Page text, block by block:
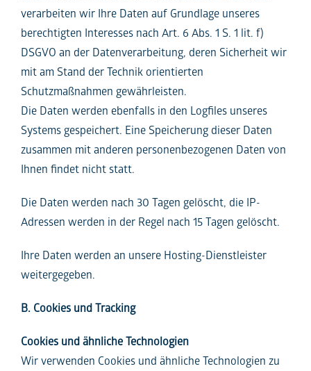
verarbeiten wir Ihre Daten auf Grundlage unseres
berechtigten Interesses nach Art. 6 Abs. 1 S. 1 lit. f)
DSGVO an der Datenverarbeitung, deren Sicherheit wir
mit am Stand der Technik orientierten
Schutzmaßnahmen gewährleisten.
Die Daten werden ebenfalls in den Logfiles unseres
Systems gespeichert. Eine Speicherung dieser Daten
zusammen mit anderen personenbezogenen Daten von
Ihnen findet nicht statt.
Die Daten werden nach 30 Tagen gelöscht, die IP-
Adressen werden in der Regel nach 15 Tagen gelöscht.
Ihre Daten werden an unsere Hosting-Dienstleister
weitergegeben.
B. Cookies und Tracking
Cookies und ähnliche Technologien
Wir verwenden Cookies und ähnliche Technologien zu